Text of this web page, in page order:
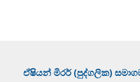
ඒෂියන් මිරර් (පුද්ගලික)